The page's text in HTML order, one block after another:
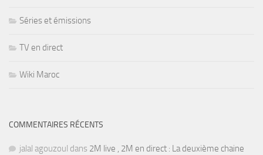
Séries et émissions
TV en direct
Wiki Maroc
COMMENTAIRES RÉCENTS
jalal agouzoul dans 2M live , 2M en direct : La deuxième chaine